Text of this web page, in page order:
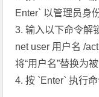
Enter` 以管理员身
3. 输入以下命令解
net user 用户名 /
将“用户名”替换为
4. 按 `Enter` 执行命